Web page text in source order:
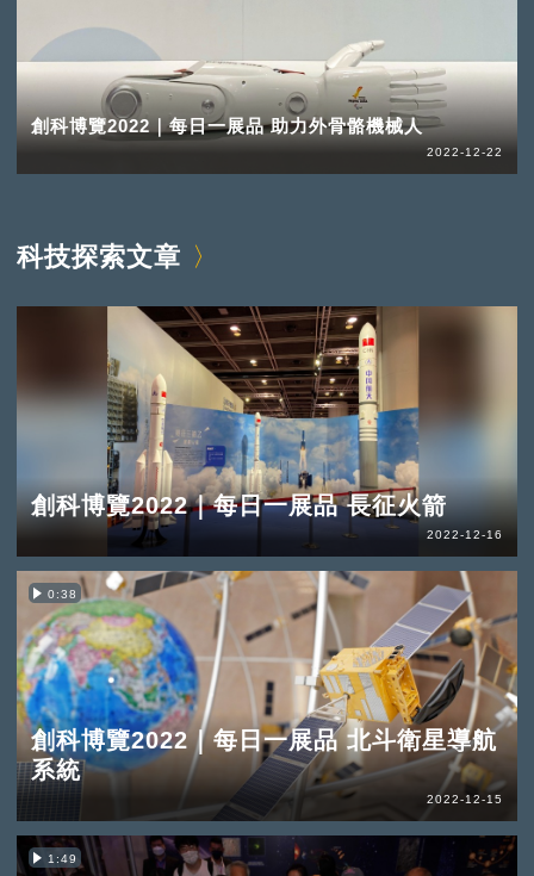
創科博覽2022｜每日一展品 助力外骨骼機械人
2022-12-22
科技探索文章
創科博覽2022｜每日一展品 長征火箭
2022-12-16
0:38
創科博覽2022｜每日一展品 北斗衛星導航
系統
2022-12-15
1:49